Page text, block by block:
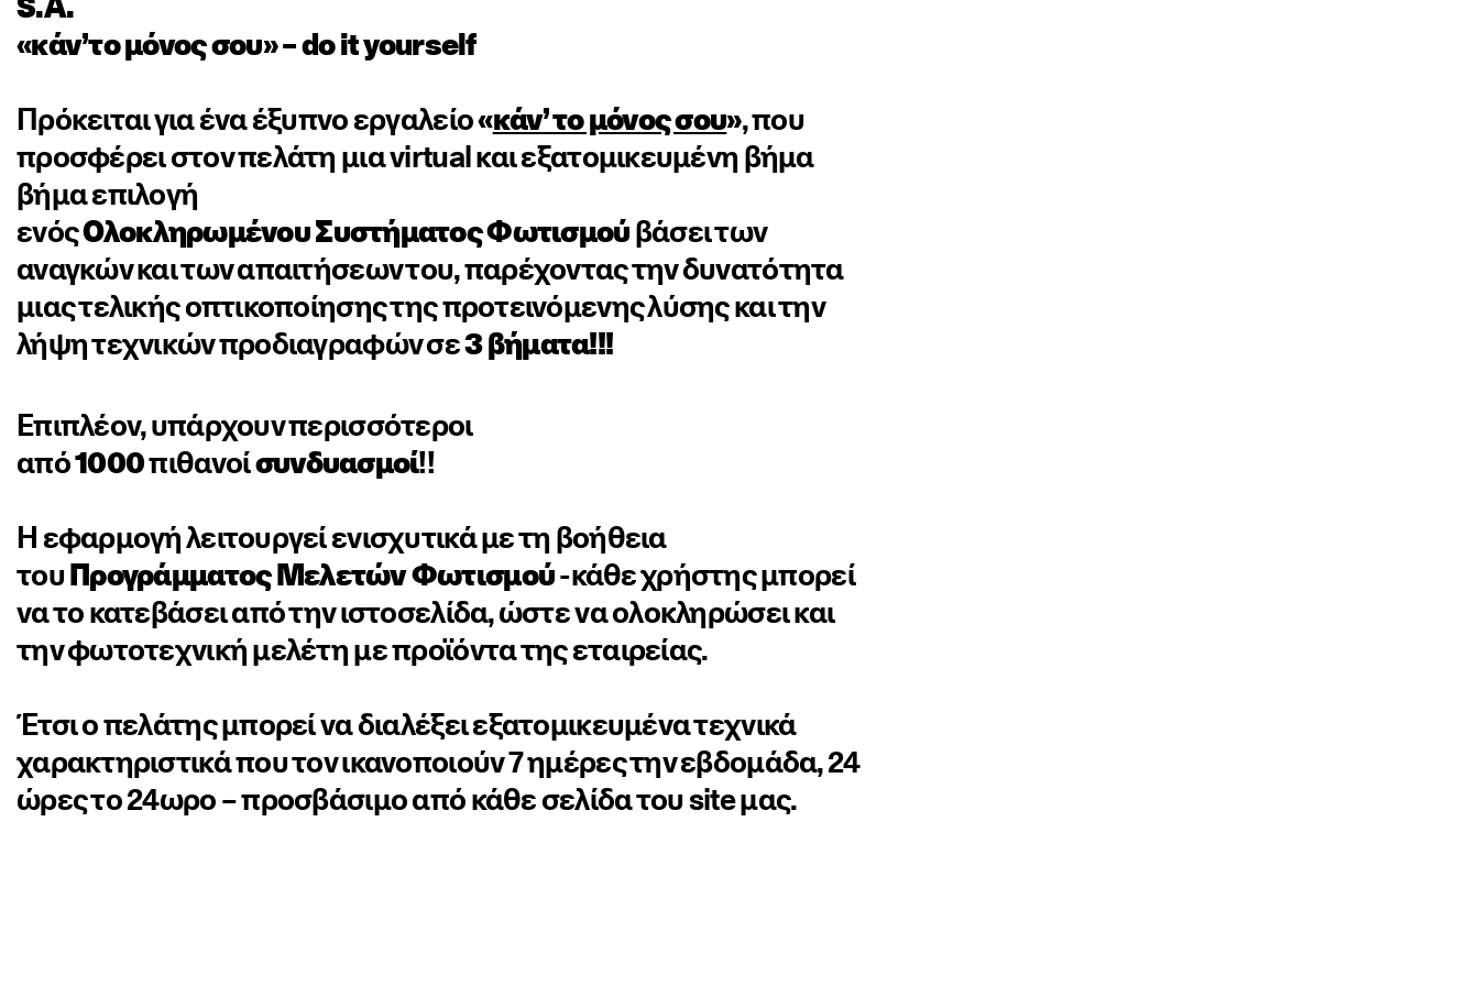
«κάν’τομόνοςσου»–doityourself
Πρόκειται για ένα έξυπνο εργαλείο«κάν’ το μόνος σου», που
προσφέρει στον πελάτη μια virtual και εξατομικευμένη βήμα
βήμα επιλογή
ενόςΟλοκληρωμένουΣυστήματοςΦωτισμούβάσει των
αναγκών και των απαιτήσεων του, παρέχοντας την δυνατότητα
μιας τελικής οπτικοποίησης της προτεινόμενης λύσης και την
λήψη τεχνικών προδιαγραφών σε3 βήματα!!!
Επιπλέον, υπάρχουν περισσότεροι
από1000πιθανοίσυνδυασμοί!!
Η εφαρμογή λειτουργεί ενισχυτικά με τη βοήθεια
τουΠρογράμματος ΜελετώνΦωτισμού-κάθε χρήστης μπορεί
να το κατεβάσει από την ιστοσελίδα, ώστε να ολοκληρώσει και
την φωτοτεχνική μελέτη με προϊόντα της εταιρείας.
Έτσι ο πελάτης μπορεί να διαλέξει εξατομικευμένα τεχνικά
χαρακτηριστικά που τον ικανοποιούν 7 ημέρες την εβδομάδα, 24
ώρες το 24ωρο – προσβάσιμο από κάθε σελίδα του site μας.